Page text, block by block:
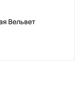
Вельвет